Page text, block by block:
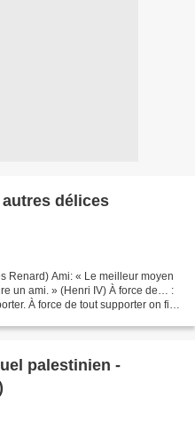
délices
Renard) Ami: « Le meilleur moyen
un ami. » (Henri IV) À force de… :
À force de tout supporter on finit
palestinien -